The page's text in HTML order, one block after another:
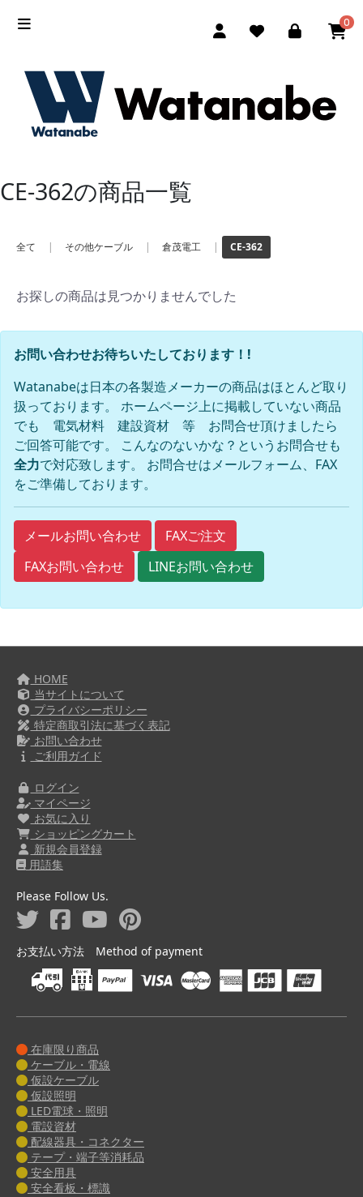
0
CE-362の商品一覧
全て | その他ケーブル | 倉茂電工 | CE-362
お探しの商品は見つかりませんでした
お問い合わせお待ちいたしております！!
Watanabeは日本の各製造メーカーの商品はほとんど取り
扱っております。 ホームページ上に掲載していない商品
でも 電気材料 建設資材 等 お問合せ頂けましたら
ご回答可能です。 こんなのないかな？というお問合せも
全力で対応致します。 お問合せはメールフォーム、FAX
をご準備しております。
メールお問い合わせ
FAXご注文
FAXお問い合わせ
LINEお問い合わせ
HOME
当サイトについて
プライバシーポリシー
特定商取引法に基づく表記
お問い合わせ
ご利用ガイド
ログイン
マイページ
お気に入り
ショッピングカート
新規会員登録
用語集
Please Follow Us.
お支払い方法 Method of payment
在庫限り商品
ケーブル・電線
仮設ケーブル
仮設照明
LED電球・照明
電設資材
配線器具・コネクター
テープ・端子等消耗品
安全用具
安全看板・標識